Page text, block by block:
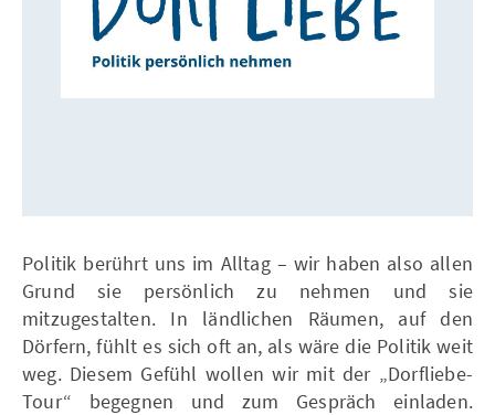
Politik berührt uns im Alltag – wir haben also allen
Grund sie persönlich zu nehmen und sie
mitzugestalten. In ländlichen Räumen, auf den
Dörfern, fühlt es sich oft an, als wäre die Politik weit
weg. Diesem Gefühl wollen wir mit der „Dorfliebe-
Tour“ begegnen und zum Gespräch einladen.